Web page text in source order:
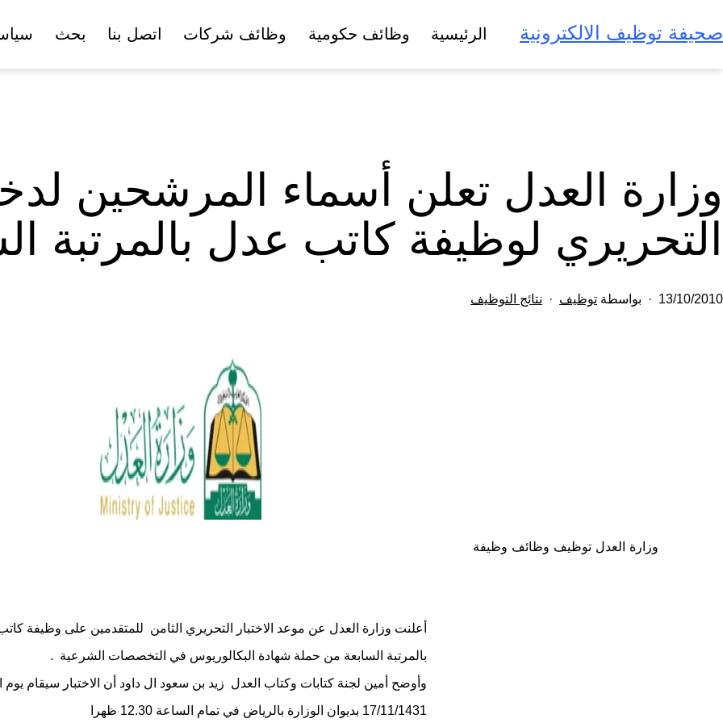
إلى
المحتوى
صحيفة توظيف الالكترونية الرئيسية وظائف حكومية وظائف شركات اتصل بنا بحث
وزارة العدل تعلن أسماء المرشحين
التحريري لوظيفة كاتب عدل بالمرتبة
تم
13/10/2010 بواسطة توظيف نتائج التوظيف
وزارة العدل توظيف وظائف وظيفة
أعلنت وزارة العدل عن موعد الاختبار التحريري الثامن للمتقدمين على وظيفة
بالمرتبة السابعة من حملة شهادة البكالوريوس في التخصصات الشرعية .
وأوضح أمين لجنة كتابات وكتاب العدل زيد بن سعود ال داود أن الاختبار سيقام يوم
17/11/1431 بديوان الوزارة بالرياض في تمام الساعة 12.30 ظهرا